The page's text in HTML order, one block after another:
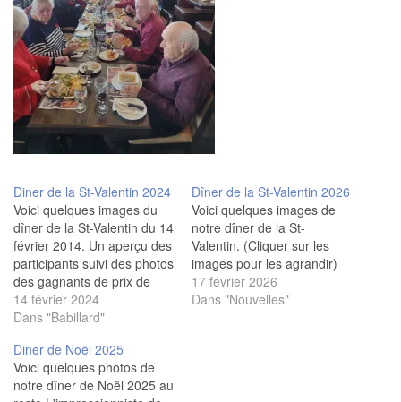
Diner de la St-Valentin 2024
Voici quelques images du
dîner de la St-Valentin du 14
février 2014. Un aperçu des
participants suivi des photos
des gagnants de prix de
présence. Et les valentins
du jour, Manon Auclair et
(Clique sur les photos pour
les agrandir) Crédit photos :
Dianne Marcotte.
14 février 2024
Dans "Babillard"
Dîner de la St-Valentin 2026
Voici quelques images de
notre dîner de la St-
Valentin. (Cliquer sur les
images pour les agrandir)
17 février 2026
Dans "Nouvelles"
Diner de Noël 2025
Voici quelques photos de
notre dîner de Noël 2025 au